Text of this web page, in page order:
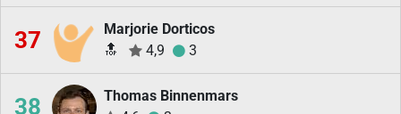
37
Marjorie Dorticos
🔝
4,9 3
38
Thomas Binnenmars